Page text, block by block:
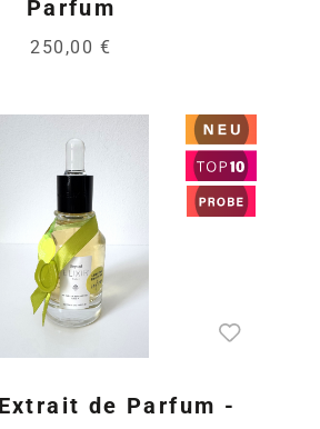
Parfum
250,00 €
de Parfum -